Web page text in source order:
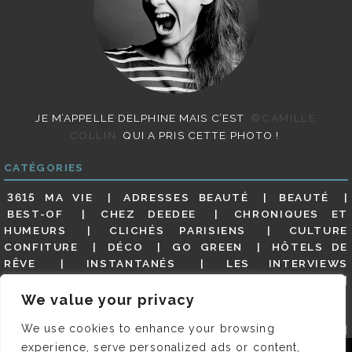
We value your privacy
We use cookies to enhance your browsing
experience, serve personalized ads or content,
JE M’APPELLE DELPHINE MAIS C’EST
©CAMILLE
COLLIN
QUI A PRIS CETTE PHOTO !
CATÉGORIES
3615 MA VIE ADRESSES BEAUTÉ
BEAUTÉ
BEST-OF
CHEZ DEEDEE
CHRONIQUES ET
HUMEURS
CLICHÉS PARISIENS
CULTURE
CONFITURE
DÉCO GO GREEN
HÔTELS DE
RÊVE
INSTANTANÉS
LES INTERVIEWS
MES ADRESSES
MODE NON CLASSÉ
GUIDE
PARIS EN PHOTOS
RESTAURANTS
REVUE DE PRESSE DÉTAILLÉE, SIOU PLAIT